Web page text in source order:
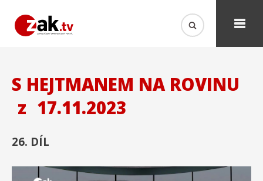
S HEJTMANEM NA ROVINU
z 17.11.2023
26. DÍL